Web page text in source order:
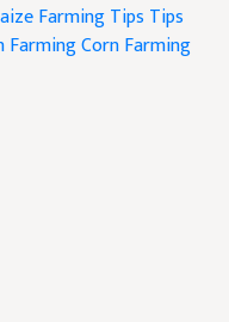
Farming Tips Tips
FarmingCorn Farming